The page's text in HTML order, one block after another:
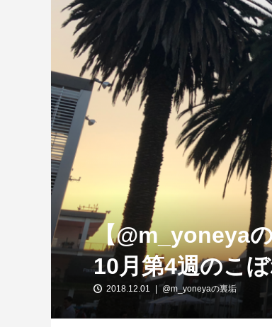
【@m_yoneya
10月第4週のこ
2018.12.01 @m_yoneyaの裏垢
【特別企画】2026年ホンダの
①「アストンマーティンとの